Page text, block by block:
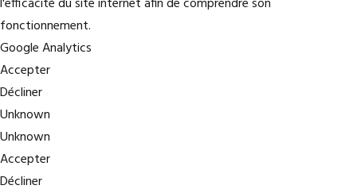
fonctionnement.
Google Analytics
Accepter
Décliner
Unknown
Unknown
Accepter
Décliner